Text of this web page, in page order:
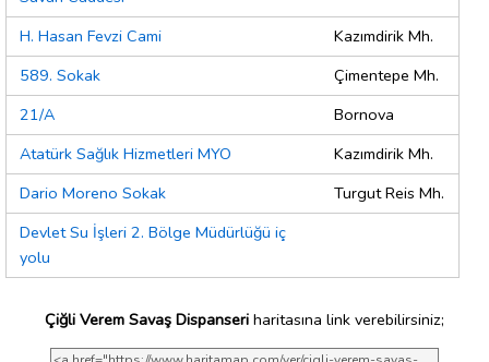
H. Hasan Fevzi Cami
Kazımdirik Mh.
589. Sokak
Çimentepe Mh.
21/A
Bornova
Atatürk Sağlık Hizmetleri MYO
Kazımdirik Mh.
Dario Moreno Sokak
Turgut Reis Mh.
Devlet Su İşleri 2. Bölge Müdürlüğü iç
yolu
Çiğli Verem Savaş Dispanseri haritasına link verebilirsiniz;